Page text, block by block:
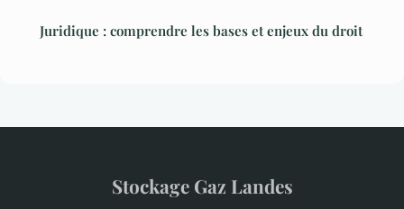
Juridique : comprendre les bases et enjeux du droit
Stockage Gaz Landes